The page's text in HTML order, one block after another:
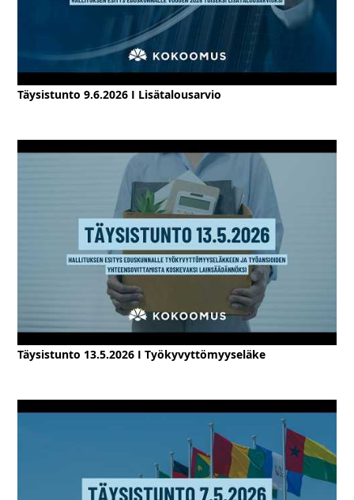
Täysistunto 9.6.2026 I Lisätalousarvio
Täysistunto 13.5.2026 I Työkyvyttömyyseläke